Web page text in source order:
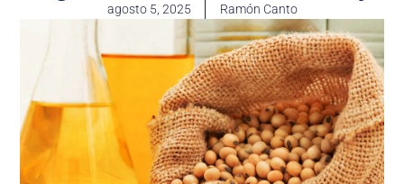
agosto 5, 2025 Ramón Canto